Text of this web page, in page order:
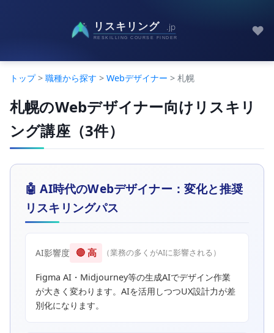
♥
トップ> 職種から探す > Webデザイナー > 札幌
札幌のWebデザイナー向けリスキリ
ング講座（3件）
🤖 AI時代のWebデザイナー：変化と推奨
リスキリングパス
AI影響度 🔴 高 （業務の多くがAIに影響される）
Figma AI・Midjourney等の生成AIでデザイン作業
が大きく変わります。AIを活用しつつUX設計力が差
別化になります。